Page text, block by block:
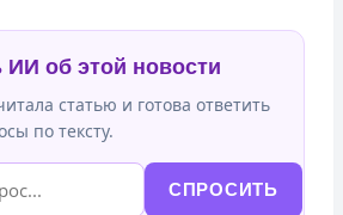
ИИ об этой новости
статью и готова ответить
по тексту.
СПРОСИТЬ